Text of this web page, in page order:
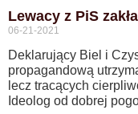
Lewacy z PiS
06-21-2021
Deklarujący Biel i
propagandową
lecz tracących
Ideolog od dobrej